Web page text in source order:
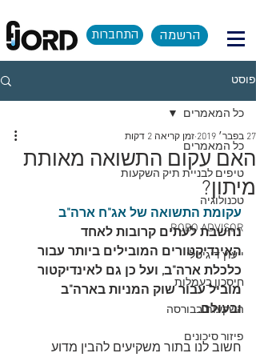
הרשמה התחברות
פוסט
כל המאמרים
טיפים לבניית תיק השקעות
טכנולוגיה
ROBO ADVISOR
ייעוץ דיגיטלי
חיסכון בעמלות
השקעות בבורסה
פיזור סיכונים
כל המאמרים
האם עקום התשואה מאותת
מיתון?
27 בפבר׳ 2019 זמן קריאה 2 דקות
עקומת התשואה של אג"ח ארה"ב
נחשבת לעתים קרובות לאחד
האינדיקטורים המובילים ביותר עבור
כלכלת ארה"ב, ועל כן גם לאינדיקטור
מוביל עבור שוק המניות בארה"ב
ובעולם.
חשוב לנו בתור משקיעים להבין מדוע